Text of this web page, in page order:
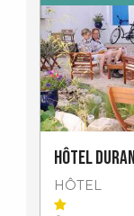
Hôtel
HÔTEL